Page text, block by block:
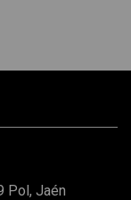
de llegarme 2
Pol, Jaén